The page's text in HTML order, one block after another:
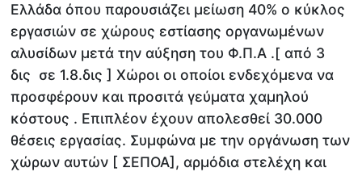
Ελλάδα όπου παρουσιάζει μείωση 40% ο κύκλος
εργασιών σε χώρους εστίασης οργανωμένων
αλυσίδων μετά την αύξηση του Φ.Π.Α .[ από 3
δις σε 1.8.δις ] Χώροι οι οποίοι ενδεχόμενα να
προσφέρουν και προσιτά γεύματα χαμηλού
κόστους . Επιπλέον έχουν απολεσθεί 30.000
θέσεις εργασίας. Συμφώνα με την οργάνωση των
χώρων αυτών [ ΣΕΠΟΑ], αρμόδια στελέχη και